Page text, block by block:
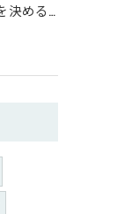
ボクシング強さを決めるパンチ威力の秘密